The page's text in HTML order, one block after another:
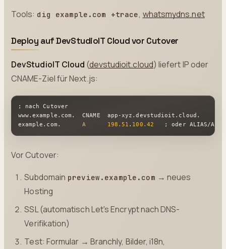
Tools: dig example.com +trace, whatsmydns.net
Deploy auf DevStudioIT Cloud vor Cutover
DevStudioIT Cloud (devstudioit.cloud) liefert IP oder
CNAME-Ziel für Next.js:
; nach Cutover
www.example .com .  CNAME  app-xyz .devstudioit .cloud .
example .com . A 198.51 . 100.42
; oder ALIAS/
Vor Cutover:
Subdomain preview.example.com → neues
Hosting
SSL (automatisch Let's Encrypt nach DNS-
Verifikation)
Test: Formular → Branchly, Bilder, i18n,